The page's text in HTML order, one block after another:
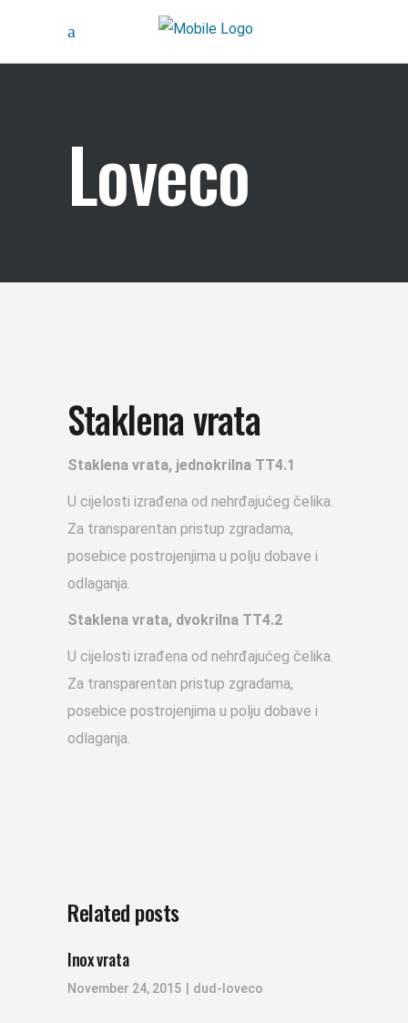
Loveco
Staklena vrata
Staklena vrata, jednokrilna TT4.1
U cijelosti izrađena od nehrđajućeg čelika.
Za transparentan pristup zgradama,
posebice postrojenjima u polju dobave i
odlaganja.
Staklena vrata, dvokrilna TT4.2
U cijelosti izrađena od nehrđajućeg čelika.
Za transparentan pristup zgradama,
posebice postrojenjima u polju dobave i
odlaganja.
Related posts
Inox vrata
November 24, 2015 dud-loveco